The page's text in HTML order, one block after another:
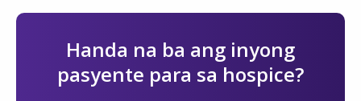
Handa na ba ang inyong
pasyente para sa hospice?